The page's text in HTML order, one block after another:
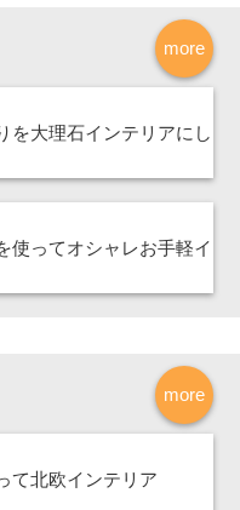
more
を大理石インテリアにし
使ってオシャレお手軽イ
more
て北欧インテリア